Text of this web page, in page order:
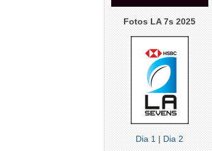
Fotos LA 7s 2025
Dia 1 | Dia 2